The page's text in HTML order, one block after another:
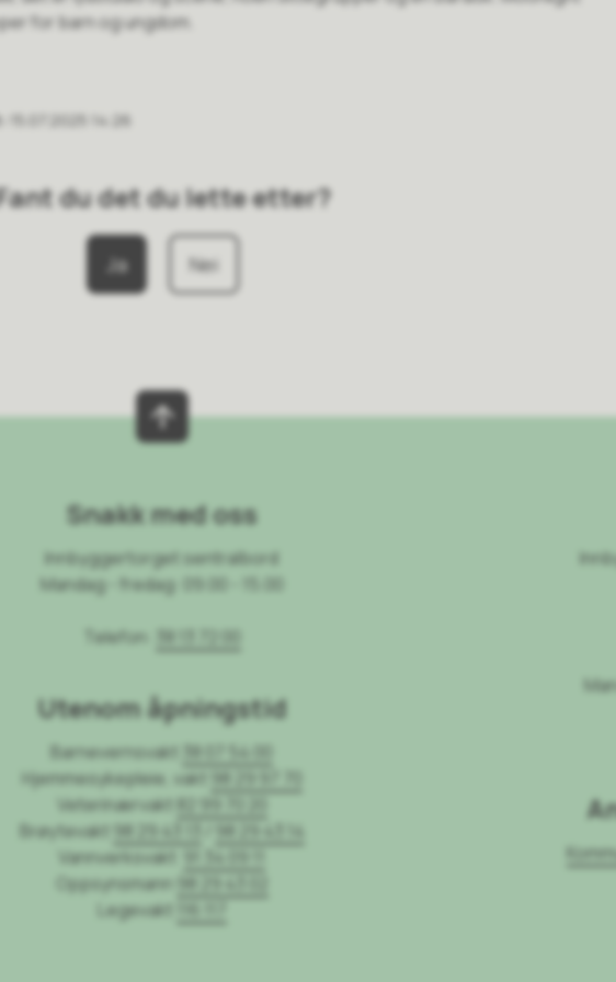
for barn og ungdom.
15.07.2025 14:26
du det du lette etter?
Ja Nei
Snakk med oss
Innbyggertorget sentralbord
Mandag - fredag: 09.00 - 15.00
Telefon: 38 13 72 00
Utenom åpningstid
Barnevernsvakt
38 07 54 00
Hjemmesykepleie, vakt
Veterinærvakt 82 99 70 20
Brøytevakt 98 29 43 13
98 29 43 14
Vannverksvakt
Oppsynsmann
Legevakt